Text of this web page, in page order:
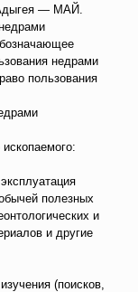
Адыгея — МАЙ.
недрами
пользования
полезных
и
и другие
(поисков,